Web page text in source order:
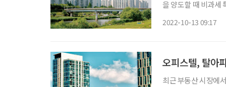
을 양도할 때 비과세
2022-10-13 09:17
오피스텔, 탈아
최근 부동산 시장에